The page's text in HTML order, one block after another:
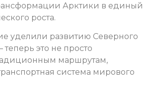
Арктики в единый
роста.
уделили развитию Северного
это не просто
маршрутам,
система мирового